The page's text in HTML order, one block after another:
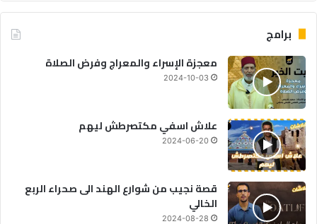
برامج
معجزة الإسراء والمعراج وفرض الصلاة
2024-10-03
علاش اسفي مكتصرطش ليهم
2024-06-20
قصة نجيب من شوارع الهند الى صحراء الربع
الخالي
2024-08-28